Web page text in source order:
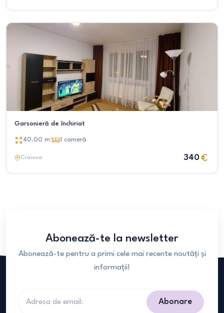
Garsonieră de închiriat
40.00 m² 1 cameră
Craiova 340
Abonează-te la newsletter
Abonează-te pentru a primi cele mai recente noutăți și
informații!
Abonare